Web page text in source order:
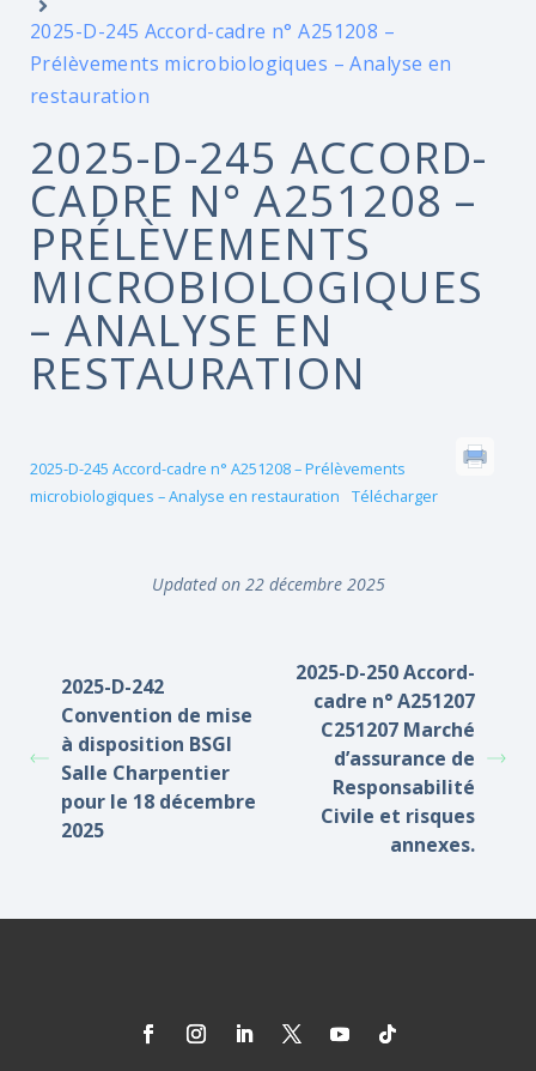
2025-D-245 Accord-cadre n° A251208 –
Prélèvements microbiologiques – Analyse en
restauration
2025-D-245 ACCORD-
CADRE N° A251208 –
PRÉLÈVEMENTS
MICROBIOLOGIQUES
– ANALYSE EN
RESTAURATION
2025-D-245 Accord-cadre n° A251208 – Prélèvements
microbiologiques – Analyse en restauration
Télécharger
Updated on 22 décembre 2025
2025-D-242
Convention de mise
à disposition BSGI
Salle Charpentier
pour le 18 décembre
2025
2025-D-250 Accord-
cadre n° A251207
C251207 Marché
d’assurance de
Responsabilité
Civile et risques
annexes.